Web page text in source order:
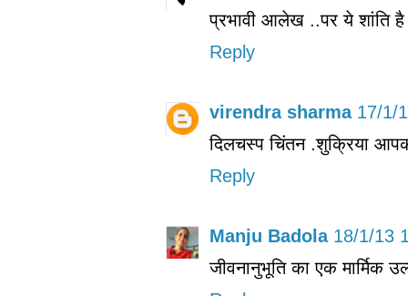
प्रभावी आलेख ..पर ये शांति है
Reply
virendra sharma 17/1/
दिलचस्प चिंतन .शुक्रिया
Reply
Manju Badola 18/1/13
जीवनानुभूति का एक मार्मिक